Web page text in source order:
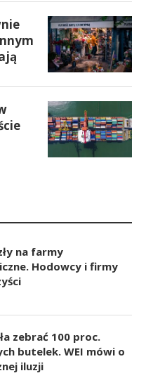
na farmy
Hodowcy i firmy
zebrać 100 proc.
butelek. WEI mówi o
iluzji